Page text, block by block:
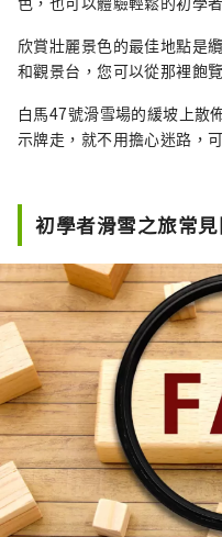
欣賞壯麗景色的最佳地點是
和觀景台，您可以從那裡飽
白馬47號滑雪場的緩坡上散
示牌走，就不用擔心迷路，
初學者滑雪之旅常